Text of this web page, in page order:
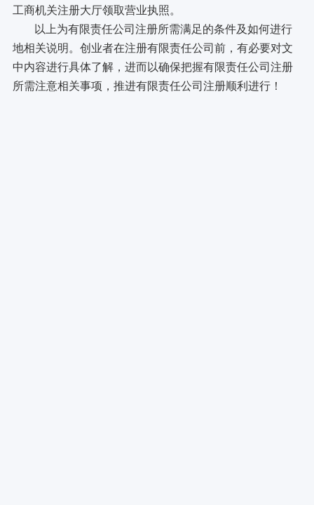
工商机关注册大厅领取营业执照。
以上为有限责任公司注册所需满足的条件及如何进行
地相关说明。创业者在注册有限责任公司前，有必要对文
中内容进行具体了解，进而以确保把握有限责任公司注册
所需注意相关事项，推进有限责任公司注册顺利进行！